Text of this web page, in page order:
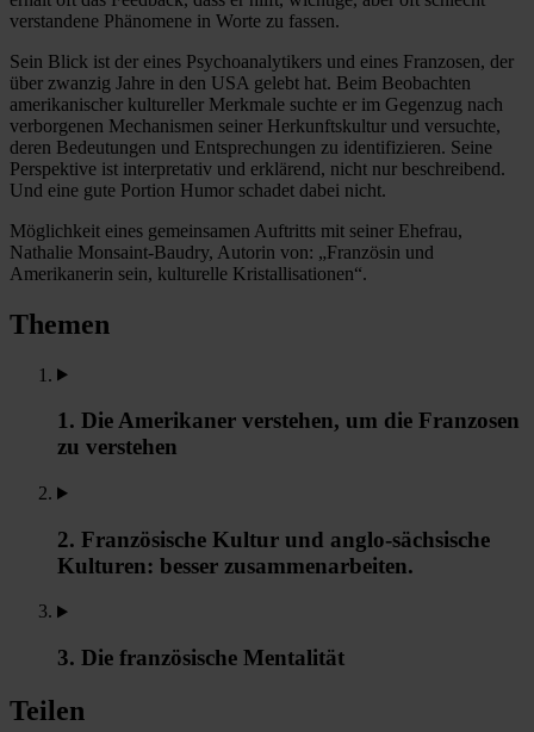
verstandene Phänomene in Worte zu fassen.
Sein Blick ist der eines Psychoanalytikers und eines Franzosen, der
über zwanzig Jahre in den USA gelebt hat. Beim Beobachten
amerikanischer kultureller Merkmale suchte er im Gegenzug nach
verborgenen Mechanismen seiner Herkunftskultur und versuchte,
deren Bedeutungen und Entsprechungen zu identifizieren. Seine
Perspektive ist interpretativ und erklärend, nicht nur beschreibend.
Und eine gute Portion Humor schadet dabei nicht.
Möglichkeit eines gemeinsamen Auftritts mit seiner Ehefrau,
Nathalie Monsaint-Baudry, Autorin von: „Französin und
Amerikanerin sein, kulturelle Kristallisationen“.
Themen
1. Die Amerikaner verstehen, um die Franzosen
zu verstehen
2. Französische Kultur und anglo-sächsische
Kulturen: besser zusammenarbeiten.
3. Die französische Mentalität
Teilen